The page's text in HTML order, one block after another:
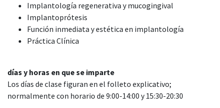
Implantología regenerativa y mucogingival
Implantoprótesis
Función inmediata y estética en implantología
Práctica Clínica
días y horas en que se imparte
Los días de clase figuran en el folleto explicativo;
normalmente con horario de 9:00-14:00 y 15:30-20:30